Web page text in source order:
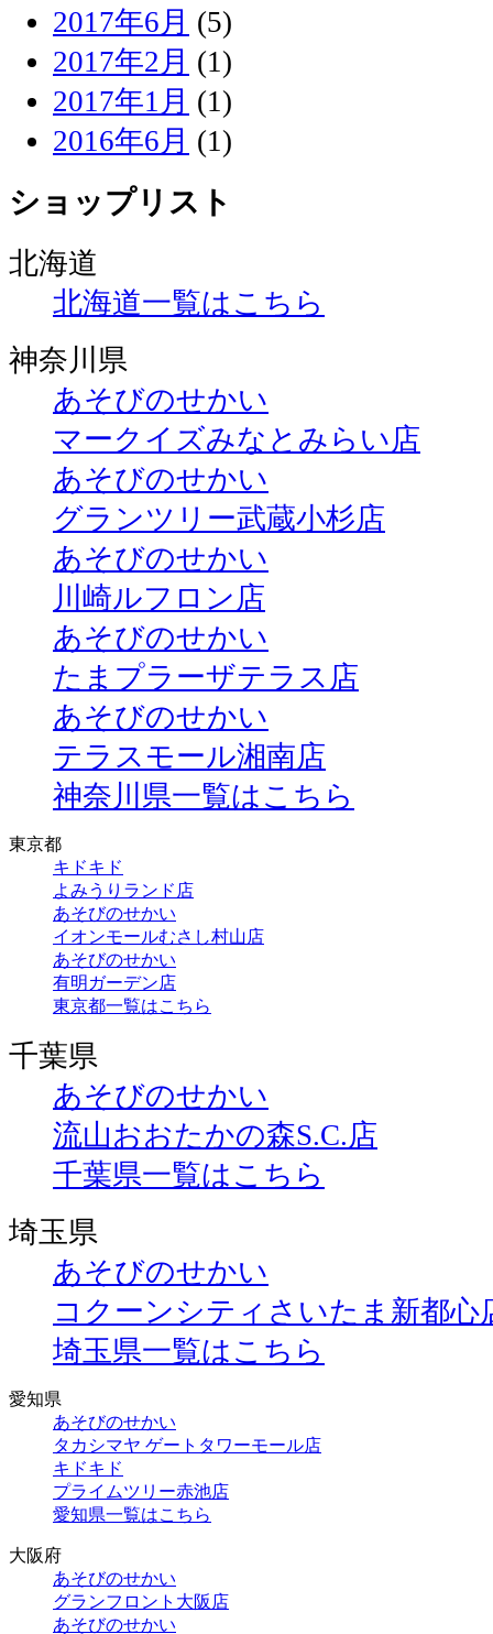
2017年6月 (5)
2017年2月 (1)
2017年1月 (1)
2016年6月 (1)
ショップリスト
北海道
北海道一覧はこちら
神奈川県
あそびのせかい
マークイズみなとみらい店
あそびのせかい
グランツリー武蔵小杉店
あそびのせかい
川崎ルフロン店
あそびのせかい
たまプラーザテラス店
あそびのせかい
テラスモール湘南店
神奈川県一覧はこちら
東京都
キドキド
よみうりランド店
あそびのせかい
イオンモールむさし村山店
あそびのせかい
有明ガーデン店
東京都一覧はこちら
千葉県
あそびのせかい
流山おおたかの森S.C.店
千葉県一覧はこちら
埼玉県
あそびのせかい
コクーンシティさいたま新都心
埼玉県一覧はこちら
愛知県
あそびのせかい
タカシマヤ ゲートタワーモール店
キドキド
プライムツリー赤池店
愛知県一覧はこちら
大阪府
あそびのせかい
グランフロント大阪店
あそびのせかい